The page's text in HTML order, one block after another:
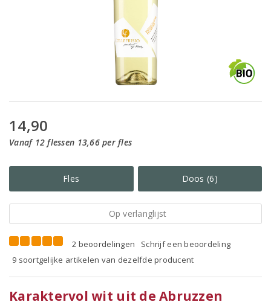
14,90
Vanaf 12 flessen 13,66 per fles
Fles Doos (6)
Op verlanglijst
2 beoordelingen
Schrijf een beoordeling
9 soortgelijke artikelen van dezelfde producent
Karaktervol wit uit de Abruzzen